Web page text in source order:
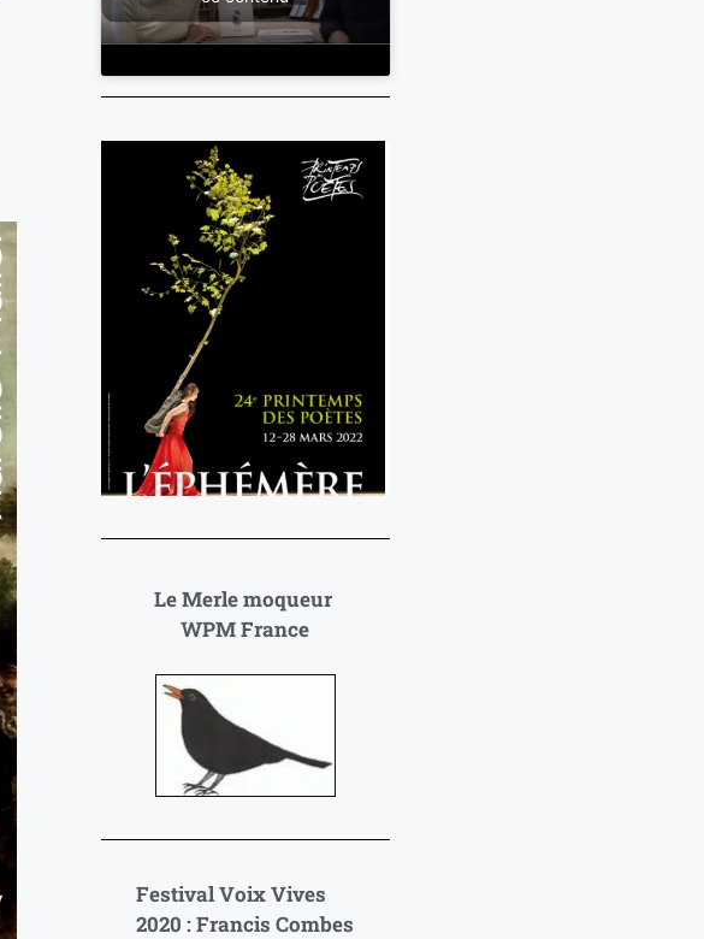
Le Merle moqueur
WPM France
Festival Voix Vives
2020 : Francis Combes